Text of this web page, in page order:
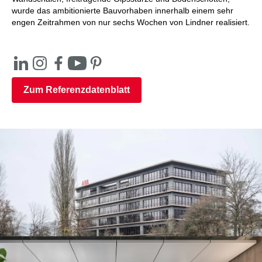
wurde das ambitionierte Bauvorhaben innerhalb einem sehr
engen Zeitrahmen von nur sechs Wochen von Lindner realisiert.
Zum Referenzdatenblatt